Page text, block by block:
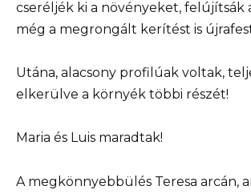
cseréljék ki a növényeket, felújítsák
még a megrongált kerítést is
Utána, alacsony profilúak voltak,
elkerülve a környék többi részét!
Maria és Luis maradtak!
A megkönnyebbülés Teresa arcán,